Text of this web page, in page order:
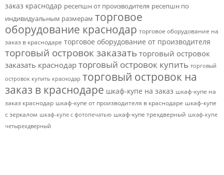
заказ краснодар ресепшн от производителя ресепшн по
индивидуальным размерам торговое
оборудование краснодар торговое оборудование на
заказ в краснодаре торговое оборудование от производителя
торговый островок заказать торговый островок
заказать краснодар торговый островок купить торговый
островок купить краснодар торговый островок на
заказ в краснодаре шкаф-купе на заказ шкаф-купе на
заказ краснодар шкаф-купе от производителя в краснодаре шкаф-купе
с зеркалом шкаф-купе с фотопечатью шкаф-купе трехдверный шкаф-купе
четырехдверный